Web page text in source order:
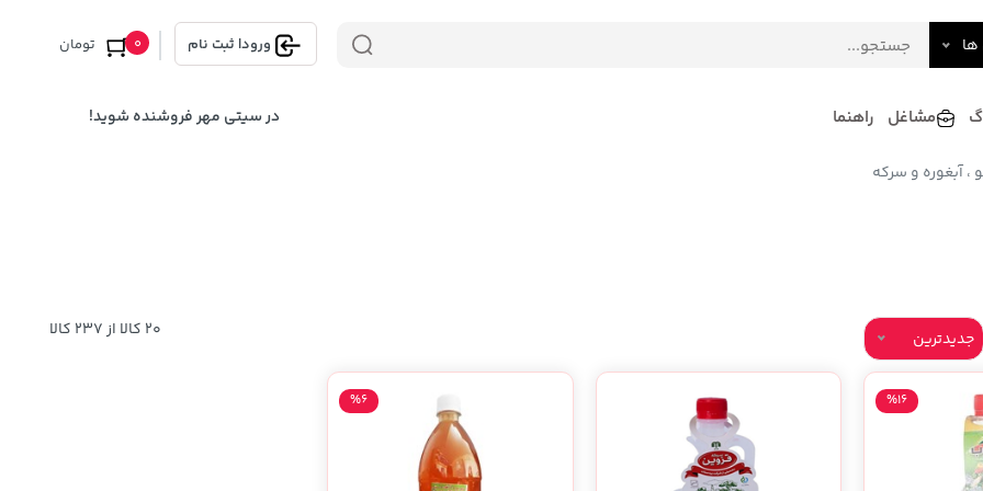
ورود| ثبت نام تومان 0
مشاغل راهنما در سیتی مهر فروشنده شوید!
، آبغوره و سرکه
جدیدترین 20 کالا از 237 کالا
%16
%6